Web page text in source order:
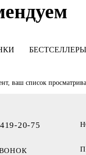
БЕСТСЕЛЛЕРЫ
ваш список
20-75